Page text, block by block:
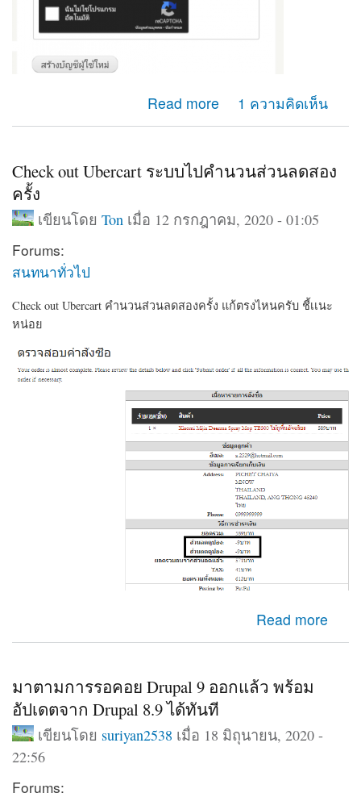
Read more
about ยากจะเเยกหน้า เข้าสู่ระบบ หน้าสร้างบัญชีผู้ไช้ใหม่
ออกจากกัน ปรับตรงใหนครับ
1 ความคิดเห็น
Check out Ubercart ระบบไปคำนวนส่วนลดสอง
ครั้ง
เขียนโดย Ton เมื่อ 12 กรกฎาคม, 2020 - 01:05
Forums:
สนทนาทั่วไป
Check out Ubercart คำนวนส่วนลดสองครั้ง แก้ตรงไหนครับ ชี้เเนะ
หน่อย
Read more
about Check out Ubercart ระบบไปคำนวนส่วนลดสองครั้ง
มาตามการรอคอย Drupal 9 ออกแล้ว พร้อม
อัปเดตจาก Drupal 8.9 ได้ทันที
เขียนโดย suriyan2538 เมื่อ 18 มิถุนายน, 2020 -
22:56
Forums: